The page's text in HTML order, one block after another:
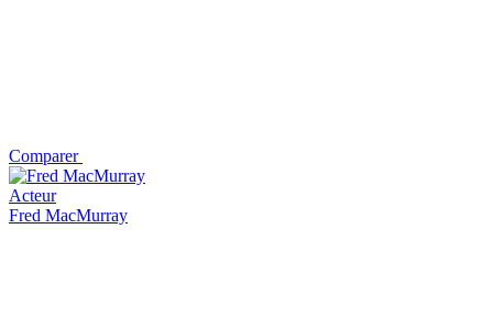
Comparer
Acteur
Fred MacMurray